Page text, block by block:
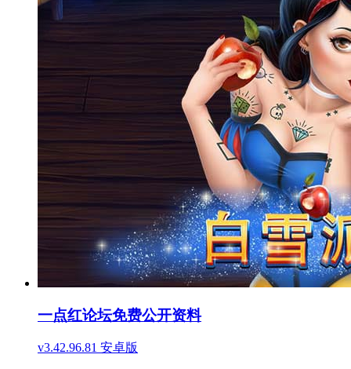
一点红论坛免费公开资料
v3.42.96.81 安卓版